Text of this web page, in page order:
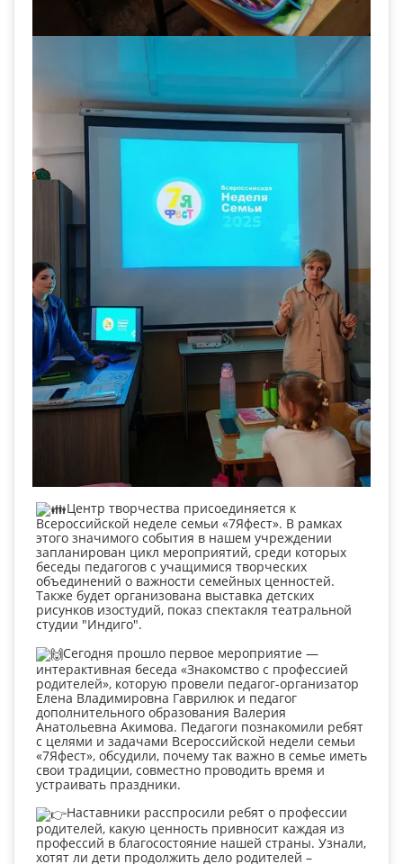
Центр творчества присоединяется к
Всероссийской неделе семьи «7Яфест». В рамках
этого значимого события в нашем учреждении
запланирован цикл мероприятий, среди которых
беседы педагогов с учащимися творческих
объединений о важности семейных ценностей.
Также будет организована выставка детских
рисунков изостудий, показ спектакля театральной
студии "Индиго".
Сегодня прошло первое мероприятие —
интерактивная беседа «Знакомство с профессией
родителей», которую провели педагог-организатор
Елена Владимировна Гаврилюк и педагог
дополнительного образования Валерия
Анатольевна Акимова. Педагоги познакомили ребят
с целями и задачами Всероссийской недели семьи
«7Яфест», обсудили, почему так важно в семье иметь
свои традиции, совместно проводить время и
устраивать праздники.
Наставники расспросили ребят о профессии
родителей, какую ценность привносит каждая из
профессий в благосостояние нашей страны. Узнали,
хотят ли дети продолжить дело родителей –